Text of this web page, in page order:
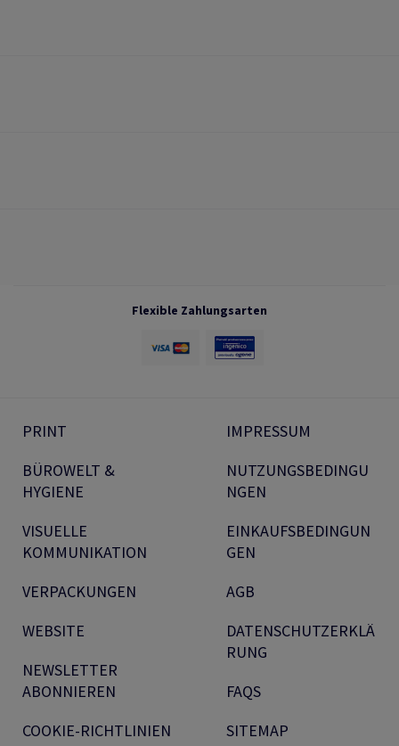
Flexible Zahlungsarten
PRINT
BÜROWELT &
HYGIENE
VISUELLE
KOMMUNIKATION
VERPACKUNGEN
WEBSITE
NEWSLETTER
ABONNIEREN
COOKIE-RICHTLINIEN
IMPRESSUM
NUTZUNGSBEDINGU
NGEN
EINKAUFSBEDINGUN
GEN
AGB
DATENSCHUTZERKLÄ
RUNG
FAQS
SITEMAP